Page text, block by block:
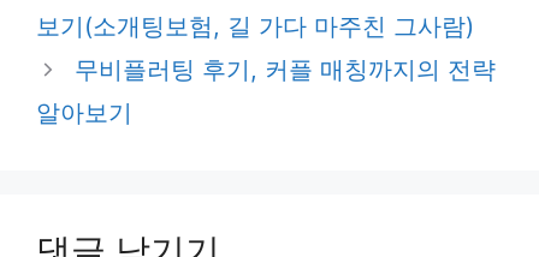
리
보기(소개팅보험, 길 가다 마주친 그사람)
무비플러팅 후기, 커플 매칭까지의 전략
알아보기